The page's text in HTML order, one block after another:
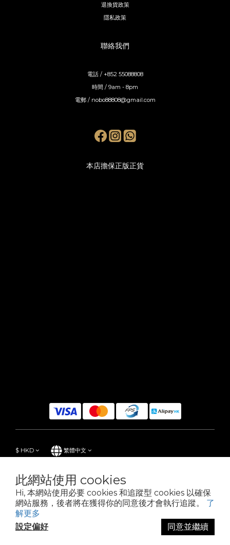
此網站使用 cookies
Hi, 本網站使用必要 cookies 和追蹤型 cookies 以確保
網站服務，後者將在獲得你的同意後才會執行追蹤。 了
解更多
設定偏好
同意並繼續
退換貨政策
隱私政策
聯絡我們
電話 / +852 55088808
時間 / 9am - 8pm
電郵 / nobo88808@gmail.com
本店擔保正版正貨
$ HKD 繁體中文
Powered by SHOPLINE